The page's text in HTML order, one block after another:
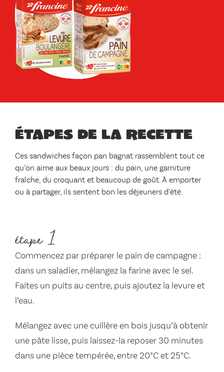
Étapes de la recette
Ces sandwiches façon pan bagnat rassemblent tout ce
qu’on aime aux beaux jours : du pain, une garniture
fraîche, du croquant et beaucoup de goût. À emporter
ou à partager, ils sentent bon les déjeuners d’été.
étape 1
Commencez par préparer le pain de campagne :
dans un saladier, mélangez la farine avec le sel.
Faites un puits au centre, puis ajoutez la levure et
l’eau.
Mélangez avec une cuillère en bois jusqu’à obtenir
une pâte lisse, puis laissez-la reposer 30 minutes
dans une pièce tempérée, entre 20°C et 25°C.